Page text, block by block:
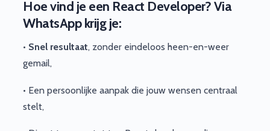
Hoe vind je een React Developer?Via
WhatsApp krijg je:
• Snel resultaat, zonder eindeloos heen-en-weer
gemail,
• Een persoonlijke aanpak die jouw wensen centraal
stelt,